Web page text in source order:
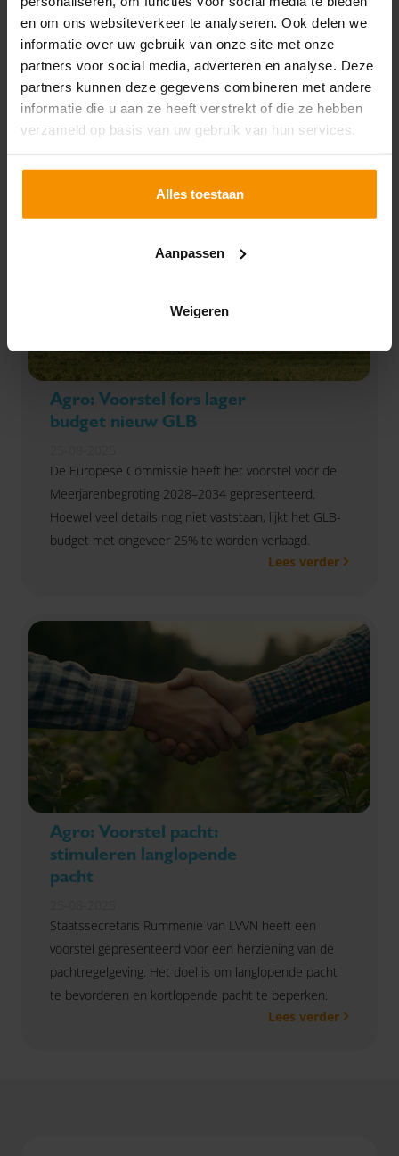
en om ons websiteverkeer te analyseren. Ook delen we
informatie over uw gebruik van onze site met onze
partners voor social media, adverteren en analyse. Deze
partners kunnen deze gegevens combineren met andere
informatie die u aan ze heeft verstrekt of die ze hebben
verzameld op basis van uw gebruik van hun services.
Alles toestaan
Aanpassen
Weigeren
25-08-2025
Dit jaar is er geen extra nationaal budget beschikbaar
voor de basis- en ecopremie. Daardoor moet je
rekening houden met een lagere basispremie en
mogelijk ook een korting op de ecopremie.
Lees verder
Agro: Voorstel fors lager
budget nieuw GLB
De Europese Commissie heeft het voorstel voor de
Meerjarenbegroting 2028–2034 gepresenteerd.
Hoewel veel details nog niet vaststaan, lijkt het GLB-
budget met ongeveer 25% te worden verlaagd.
Lees verder
Agro: Voorstel pacht:
stimuleren langlopende
pacht
Staatssecretaris Rummenie van LVVN heeft een
voorstel gepresenteerd voor een herziening van de
pachtregelgeving. Het doel is om langlopende pacht
te bevorderen en kortlopende pacht te beperken.
Lees verder